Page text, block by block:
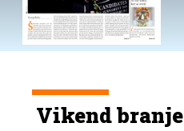
Vikend branje